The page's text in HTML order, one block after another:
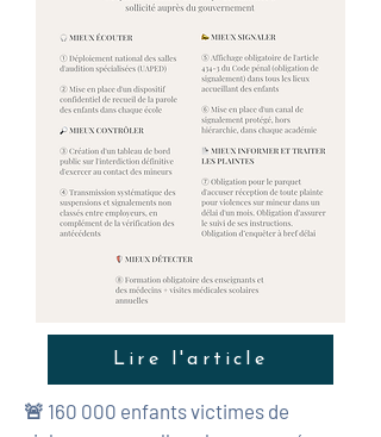
Lire l'article
🚨 160 000 enfants victimes de